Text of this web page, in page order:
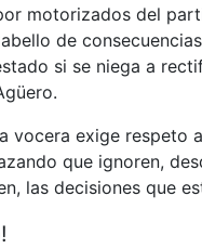
motorizados del
de
si se niega a
vocera exige respeto
que ignoren,
las decisiones que